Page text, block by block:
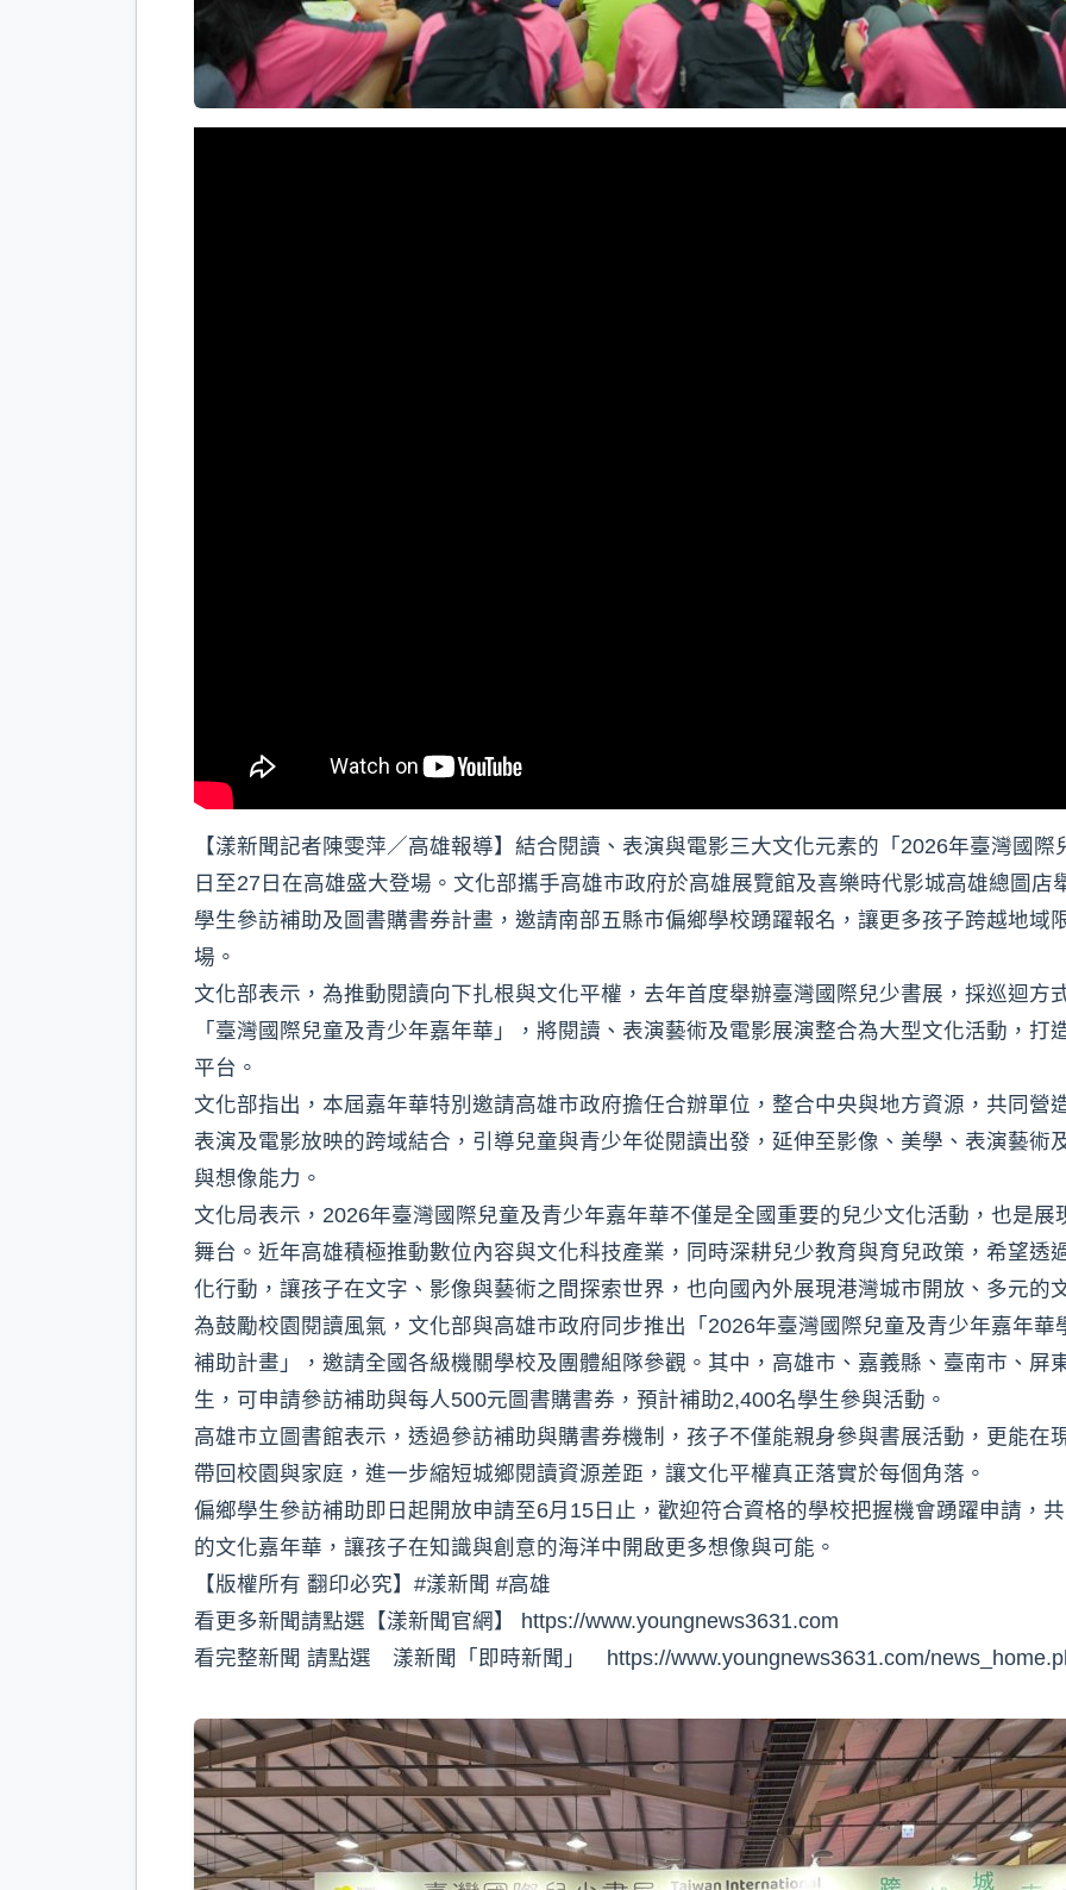
【漾新聞記者陳雯萍／高雄報導】結合閱讀、表演與電影三大文化元素的「2026年臺灣國
日至27日在高雄盛大登場。文化部攜手高雄市政府於高雄展覽館及喜樂時代影城高雄總圖
學生參訪補助及圖書購書券計畫，邀請南部五縣市偏鄉學校踴躍報名，讓更多孩子跨越地域
場。
文化部表示，為推動閱讀向下扎根與文化平權，去年首度舉辦臺灣國際兒少書展，採巡迴方
「臺灣國際兒童及青少年嘉年華」，將閱讀、表演藝術及電影展演整合為大型文化活動，打
平台。
文化部指出，本屆嘉年華特別邀請高雄市政府擔任合辦單位，整合中央與地方資源，共同營
表演及電影放映的跨域結合，引導兒童與青少年從閱讀出發，延伸至影像、美學、表演藝術
與想像能力。
文化局表示，2026年臺灣國際兒童及青少年嘉年華不僅是全國重要的兒少文化活動，也是
舞台。近年高雄積極推動數位內容與文化科技產業，同時深耕兒少教育與育兒政策，希望透
化行動，讓孩子在文字、影像與藝術之間探索世界，也向國內外展現港灣城市開放、多元的
為鼓勵校園閱讀風氣，文化部與高雄市政府同步推出「2026年臺灣國際兒童及青少年嘉年
補助計畫」，邀請全國各級機關學校及團體組隊參觀。其中，高雄市、嘉義縣、臺南市、屏
生，可申請參訪補助與每人500元圖書購書券，預計補助2,400名學生參與活動。
高雄市立圖書館表示，透過參訪補助與購書券機制，孩子不僅能親身參與書展活動，更能在
帶回校園與家庭，進一步縮短城鄉閱讀資源差距，讓文化平權真正落實於每個角落。
偏鄉學生參訪補助即日起開放申請至6月15日止，歡迎符合資格的學校把握機會踴躍申請，
的文化嘉年華，讓孩子在知識與創意的海洋中開啟更多想像與可能。
【版權所有 翻印必究】#漾新聞 #高雄
看更多新聞請點選【漾新聞官網】 https://www.youngnews3631.com
看完整新聞 請點選 漾新聞「即時新聞」 https://www.youngnews3631.com/